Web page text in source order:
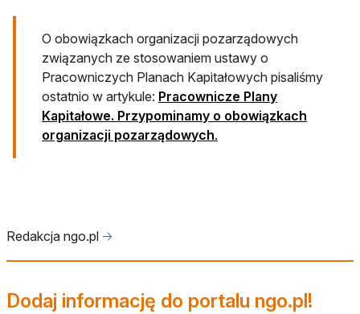
O obowiązkach organizacji pozarządowych
związanych ze stosowaniem ustawy o
Pracowniczych Planach Kapitałowych pisaliśmy
ostatnio w artykule: Pracownicze Plany
Kapitałowe. Przypominamy o obowiązkach
organizacji pozarządowych.
Redakcja ngo.pl 🡢
Dodaj informację do portalu ngo.pl!